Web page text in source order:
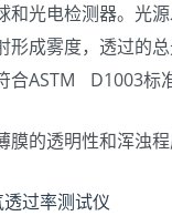
和光电检测器。光
形成雾度，透过的
合ASTM D1003标
膜的透明性和浑浊程
过率测试仪